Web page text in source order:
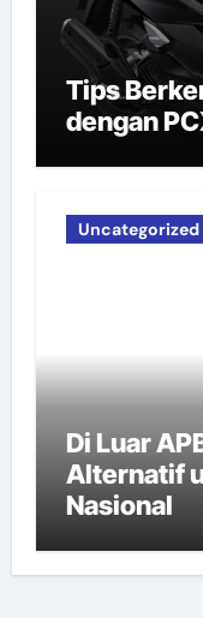
Tips
dengan
Uncategorized
Di Luar
Alternatif
Nasional